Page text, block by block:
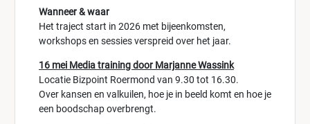
Wanneer & waar
Het traject start in 2026 met bijeenkomsten,
workshops en sessies verspreid over het jaar.
16 mei Media training door Marjanne Wassink
Locatie Bizpoint Roermond van 9.30 tot 16.30.
Over kansen en valkuilen, hoe je in beeld komt en hoe je
een boodschap overbrengt.